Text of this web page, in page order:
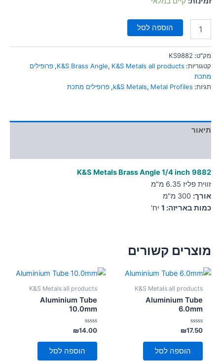
font_download
כל
הוספה לסל
מק"ט: KS9882
קטגוריות:
K&S Brass Angle, K&S Metals all products
, פרופילים
מתכת
תגיות:
k&S Metals, Metal Profiles
, פרופילים מתכת
תיאור
K&S Metals Brass Angle 1/4 inch 9882
זווית פליז 6.35 מ"מ
אורך:
כמות באריזה: 1
יח'
מוצרים קשורים
K&S Metals all products
Aluminium Tube
6.0mm
דורג
0
מתוך
₪17.50
הוספה לסל
K&S Metals all products
Aluminium Tube
10.0mm
דורג
0
מתוך
₪14.00
הוספה לסל